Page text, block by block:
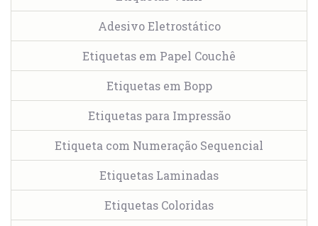
Adesivo Eletrostático
Etiquetas em Papel Couchê
Etiquetas em Bopp
Etiquetas para Impressão
Etiqueta com Numeração Sequencial
Etiquetas Laminadas
Etiquetas Coloridas